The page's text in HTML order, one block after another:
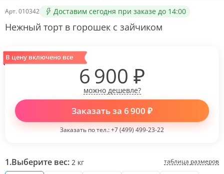
Арт. 010342 Доставим сегодня при заказе до 14:00
Нежный торт в горошек с зайчиком
1.Выберите вес: 2 кг таблица размеров
В цену включено все
6 900 ₽
можно дешевле?
Заказать за 6 900 ₽
Заказать по тел.:+7 (499) 499-23-22